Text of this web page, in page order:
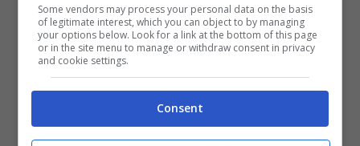
colloca in quel perimetro, con attenzione alla
filiera agricola e alla tracciabilità. È una
dichiarazione di metodo, non una posa.
Dove si incontra: pista, città, bar
Some vendors may process your personal data on the basis
of legitimate interest, which you can object to by managing
your options below. Look for a link at the bottom of this page
or in the site menu to manage or withdraw consent in privacy
and cookie settings.
Consent